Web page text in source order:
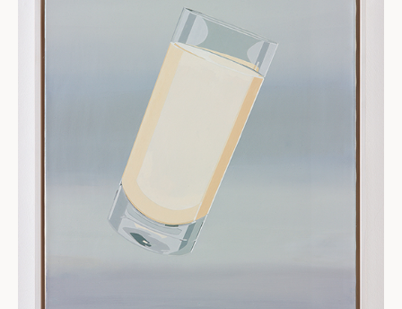
רגישות ללקטוז (סגנון קומיקס) | באדיבות האמן וגלריה דביר